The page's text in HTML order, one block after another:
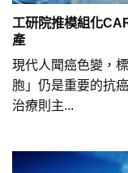
工研院推模組化
產
現代人聞癌色變，
胞」仍是重要的抗
治療則主...